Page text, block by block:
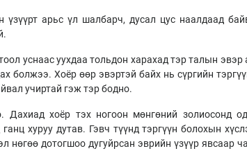
үзүүрт арьс үл шалбарч, дусал цус наалдаад
уснаас уухдаа тольдон харахад тэр талын эвэр
болжээ. Хоёр өөр эвэртэй байх нь сүргийн
учиртай гэж тэр бодно.
Дахиад хоёр тэх ногоон мөнгөний золиосонд
ганц хуруу дутав. Гэвч түүнд тэргүүн болохын
нөгөө дотогшоо дугуйрсан эврийн үзүүр явсаар